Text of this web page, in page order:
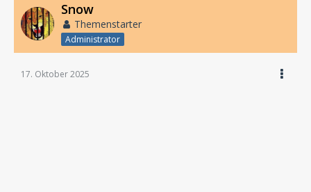
Snow
Themenstarter
Administrator
17. Oktober 2025